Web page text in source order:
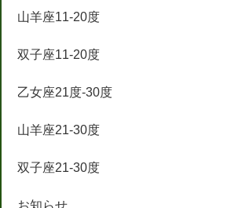
山羊座11-20度
双子座11-20度
乙女座21度-30度
山羊座21-30度
双子座21-30度
お知らせ